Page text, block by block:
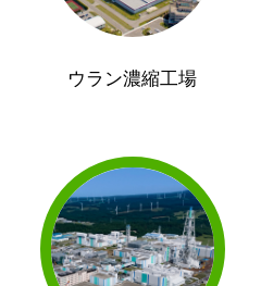
ウラン濃縮工場